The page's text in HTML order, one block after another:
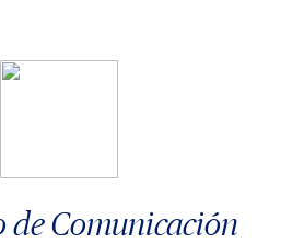
de Comunicación